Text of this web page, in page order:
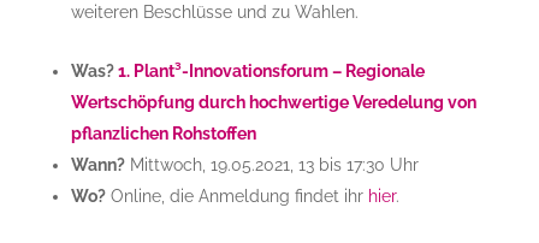
weiteren Beschlüsse und zu Wahlen.
Was?1. Plant³-Innovationsforum – Regionale
Wertschöpfung durch hochwertige Veredelung von
pflanzlichen Rohstoffen
Wann?Mittwoch, 19.05.2021, 13 bis 17:30 Uhr
Wo?Online, die Anmeldung findet ihr hier.